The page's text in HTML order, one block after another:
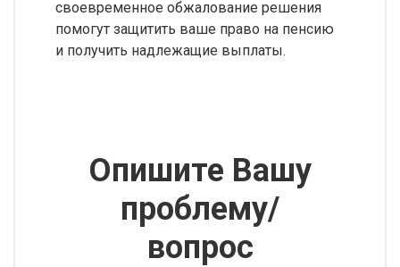
своевременное обжалование решения
помогут защитить ваше право на пенсию
и получить надлежащие выплаты.
Опишите Вашу
проблему/
вопрос